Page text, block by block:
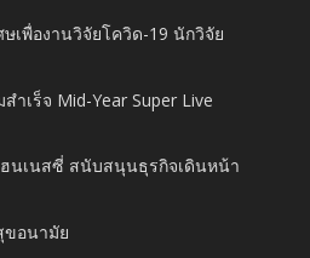
เพื่องานวิจัยโควิด-19 นักวิจัย
ำเร็จ Mid-Year Super Live
ฮนเนสซี่ สนับสนุนธุรกิจเดินหน้า
อนามัย